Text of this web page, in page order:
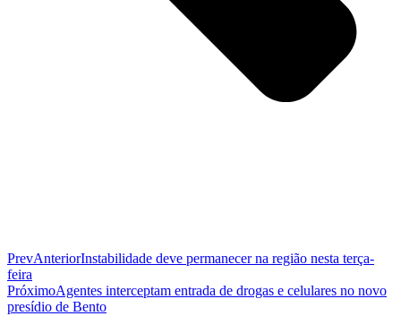
PrevAnteriorInstabilidade deve permanecer na região nesta terça-
feira
PróximoAgentes interceptam entrada de drogas e celulares no novo
presídio de Bento